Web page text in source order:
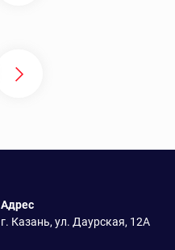
Адрес
г. Казань, ул. Даурская, 12А